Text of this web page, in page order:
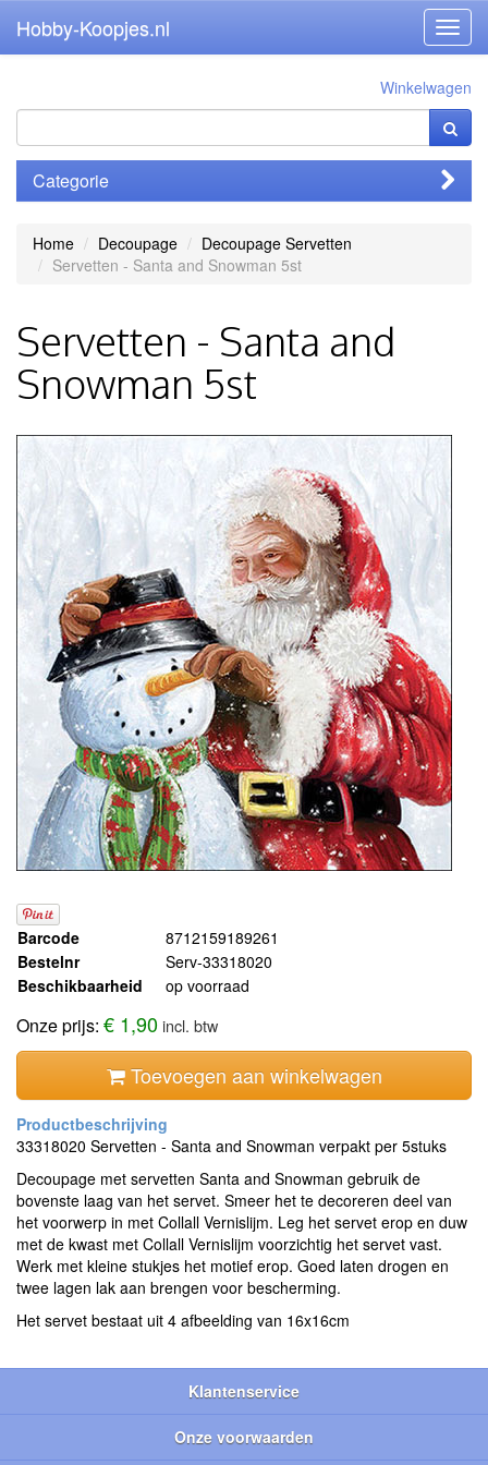
Hobby-Koopjes.nl
Winkelwagen
Categorie
Home Decoupage
Decoupage Servetten
Servetten - Santa and Snowman 5st
Servetten - Santa and
Snowman 5st
Barcode
8712159189261
Bestelnr
Serv-33318020
Beschikbaarheid
op voorraad
Onze prijs: € 1,90incl. btw
Toevoegen aan winkelwagen
33318020 Servetten - Santa and Snowman verpakt per 5stuks
Decoupage met servetten Santa and Snowman gebruik de
bovenste laag van het servet. Smeer het te decoreren deel van
het voorwerp in met Collall Vernislijm. Leg het servet erop en duw
met de kwast met Collall Vernislijm voorzichtig het servet vast.
Werk met kleine stukjes het motief erop. Goed laten drogen en
twee lagen lak aan brengen voor bescherming.
Het servet bestaat uit 4 afbeelding van 16x16cm
Klantenservice
Onze voorwaarden